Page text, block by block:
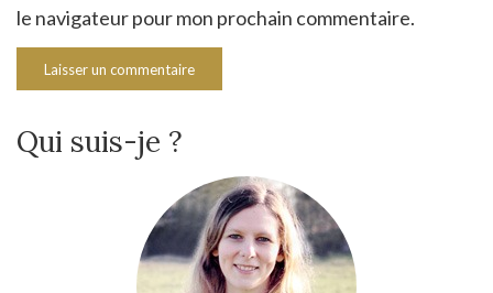
le navigateur pour mon prochain commentaire.
Qui suis-je ?